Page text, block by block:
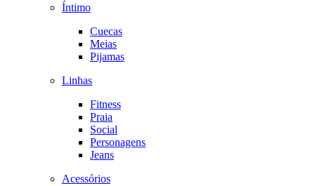
Íntimo
Cuecas
Meias
Pijamas
Linhas
Fitness
Praia
Social
Personagens
Jeans
Acessórios